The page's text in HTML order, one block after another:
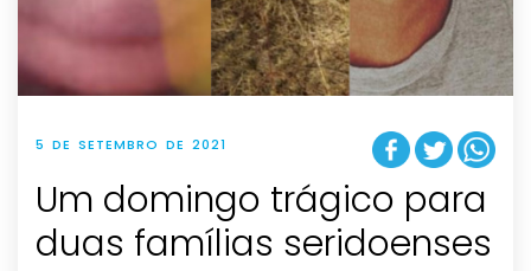
5 DE SETEMBRO DE 2021
Um domingo trágico para
duas famílias seridoenses